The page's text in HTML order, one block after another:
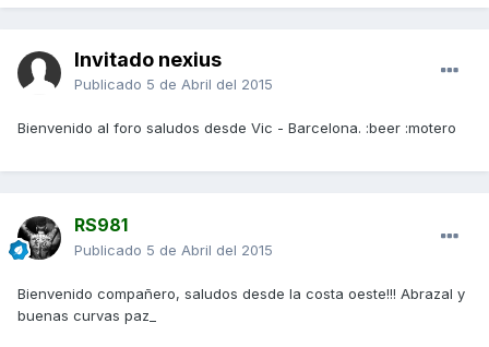
Invitado nexius
Publicado 5 de Abril del 2015
Bienvenido al foro saludos desde Vic - Barcelona. :beer :motero
RS981
Publicado 5 de Abril del 2015
Bienvenido compañero, saludos desde la costa oeste!!! Abrazal y
buenas curvas paz_